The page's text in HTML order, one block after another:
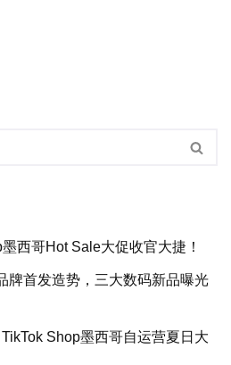
西哥Hot Sale大促收官大捷！
牌首发造势，三大数码新品曝光
Shop墨西哥自运营夏日大